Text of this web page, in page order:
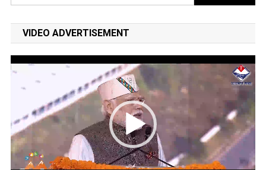
for:
VIDEO ADVERTISEMENT
Video